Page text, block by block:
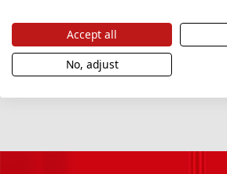
›
Accept all
No, adjust